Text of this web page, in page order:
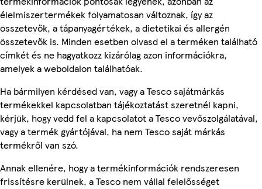
élelmiszertermékek folyamatosan változnak, így az
összetevők, a tápanyagértékek, a dietetikai és allergén
összetevők is. Minden esetben olvasd el a terméken található
címkét és ne hagyatkozz kizárólag azon információkra,
amelyek a weboldalon találhatóak.
Ha bármilyen kérdésed van, vagy a Tesco sajátmárkás
termékekkel kapcsolatban tájékoztatást szeretnél kapni,
kérjük, hogy vedd fel a kapcsolatot a Tesco vevőszolgálatával,
vagy a termék gyártójával, ha nem Tesco saját márkás
termékről van szó.
Annak ellenére, hogy a termékinformációk rendszeresen
frissítésre kerülnek, a Tesco nem vállal felelősséget